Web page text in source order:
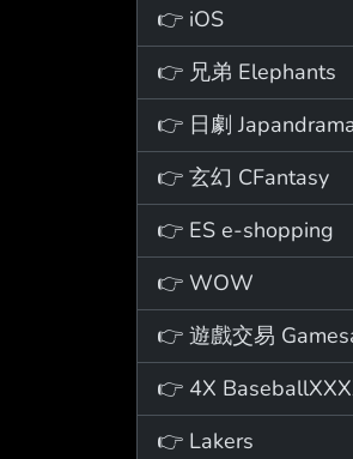
👉 iOS
👉 兄弟 Elephants
👉 日劇
👉 玄幻 CFantasy
👉 ES e-shopping
👉 WOW
👉 遊戲交易
👉 4X
👉 Lakers